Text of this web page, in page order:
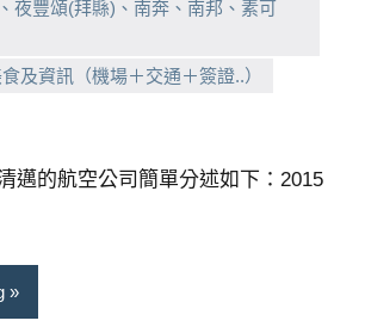
夜豐頌(拜縣)、南奔、南邦、素可
及資訊（機場＋交通＋簽證..）
邁的航空公司簡單分述如下：2015